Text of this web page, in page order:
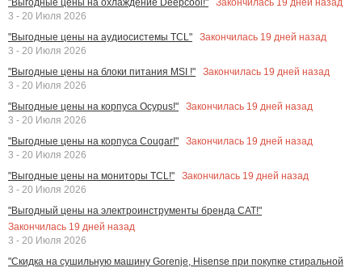
3 - 20 Июля 2026
"Выгодные цены на аудиосистемы TCL"
Закончилась 19 дней назад
3 - 20 Июля 2026
"Выгодные цены на блоки питания MSI !"
Закончилась 19 дней назад
3 - 20 Июля 2026
"Выгодные цены на корпуса Ocypus!"
Закончилась 19 дней назад
3 - 20 Июля 2026
"Выгодные цены на корпуса Cougar!"
Закончилась 19 дней назад
3 - 20 Июля 2026
"Выгодные цены на мониторы TCL!"
Закончилась 19 дней назад
3 - 20 Июля 2026
"Выгодный цены на электроинструменты бренда CAT!"
Закончилась 19 дней назад
3 - 20 Июля 2026
"Скидка на сушильную машину Gorenje, Hisense при покупке стиральной